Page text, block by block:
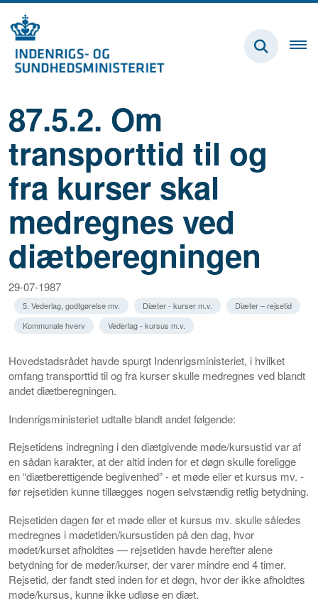
87.5.2. Om
transporttid til og
fra kurser skal
medregnes ved
diætberegningen
29-07-1987
5. Vederlag, godtgørelse mv. Diæter - kurser m.v.
Diæter – rejsetid
Kommunale hverv
Vederlag - kursus m.v.
Hovedstadsrådet havde spurgt Indenrigsministeriet, i hvilket
omfang transporttid til og fra kurser skulle medregnes ved blandt
andet diætberegningen.
Indenrigsministeriet udtalte blandt andet følgende:
Rejsetidens indregning i den diætgivende møde/kursustid var af
en sådan karakter, at der altid inden for et døgn skulle foreligge
en “diætberettigende begivenhed” - et møde eller et kursus mv. -
før rejsetiden kunne tillægges nogen selvstændig retlig betydning.
Rejsetiden dagen før et møde eller et kursus mv. skulle således
medregnes i mødetiden/kursustiden på den dag, hvor
mødet/kurset afholdtes — rejsetiden havde herefter alene
betydning for de møder/kurser, der varer mindre end 4 timer.
Rejsetid, der fandt sted inden for et døgn, hvor der ikke afholdtes
møde/kursus, kunne ikke udløse en diæt.